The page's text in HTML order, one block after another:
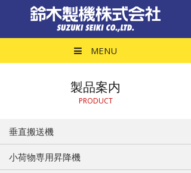
MENU
製品案内
PRODUCT
垂直搬送機
小荷物専用昇降機